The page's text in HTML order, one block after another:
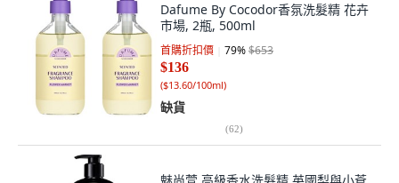
Dafume By Cocodor香氛洗髮精 花卉
市場, 2瓶, 500ml
首購折扣價 79%$653
$136
($13.60/100ml)
缺貨
(62)